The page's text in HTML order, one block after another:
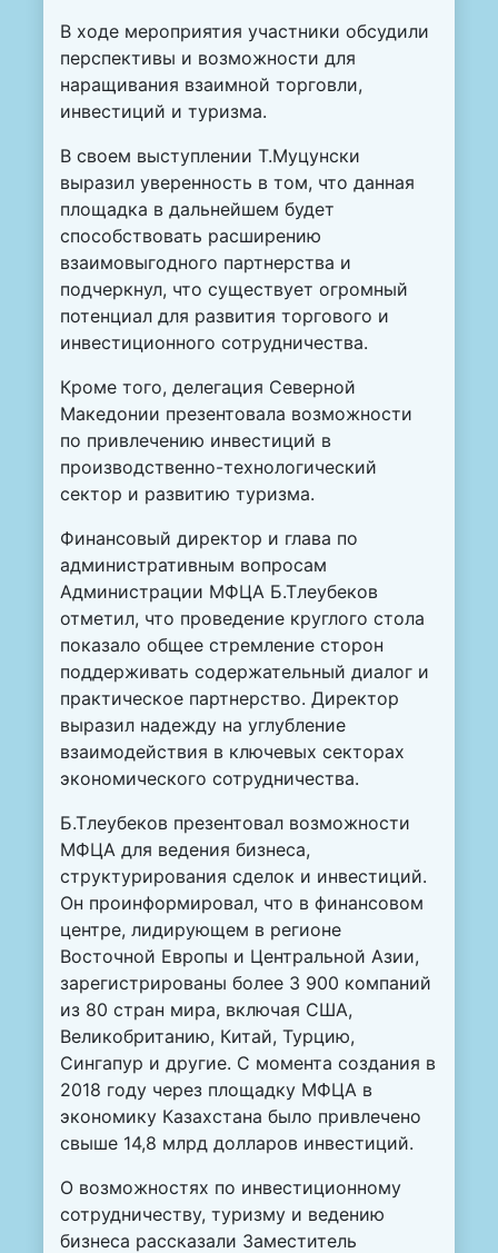
В ходе мероприятия участники обсудили
перспективы и возможности для
наращивания взаимной торговли,
инвестиций и туризма.
В своем выступлении Т.Муцунски
выразил уверенность в том, что данная
площадка в дальнейшем будет
способствовать расширению
взаимовыгодного партнерства и
подчеркнул, что существует огромный
потенциал для развития торгового и
инвестиционного сотрудничества.
Кроме того, делегация Северной
Македонии презентовала возможности
по привлечению инвестиций в
производственно-технологический
сектор и развитию туризма.
Финансовый директор и глава по
административным вопросам
Администрации МФЦА Б.Тлеубеков
отметил, что проведение круглого стола
показало общее стремление сторон
поддерживать содержательный диалог и
практическое партнерство. Директор
выразил надежду на углубление
взаимодействия в ключевых секторах
экономического сотрудничества.
Б.Тлеубеков презентовал возможности
МФЦА для ведения бизнеса,
структурирования сделок и инвестиций.
Он проинформировал, что в финансовом
центре, лидирующем в регионе
Восточной Европы и Центральной Азии,
зарегистрированы более 3 900 компаний
из 80 стран мира, включая США,
Великобританию, Китай, Турцию,
Сингапур и другие. С момента создания в
2018 году через площадку МФЦА в
экономику Казахстана было привлечено
свыше 14,8 млрд долларов инвестиций.
О возможностях по инвестиционному
сотрудничеству, туризму и ведению
бизнеса рассказали Заместитель